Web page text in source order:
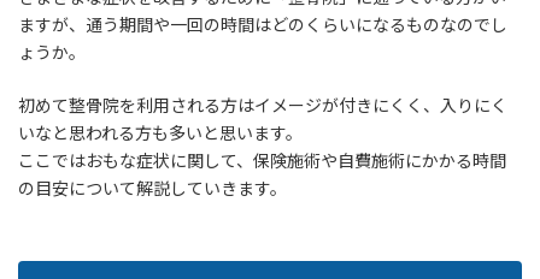
ますが、通う期間や一回の時間はどのくらいになるものなのでし
ょうか。
初めて整骨院を利用される方はイメージが付きにくく、入りにく
いなと思われる方も多いと思います。
ここではおもな症状に関して、保険施術や自費施術にかかる時間
の目安について解説していきます。